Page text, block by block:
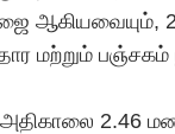
தார மற்றும்
2.46